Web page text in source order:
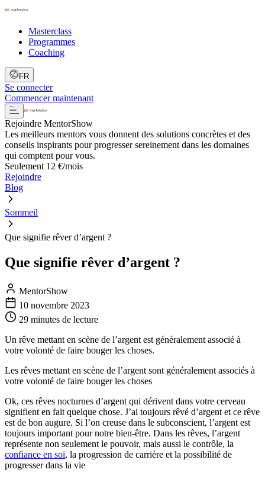
Masterclass
Programmes
Coaching
FR
Se connecter
Commencer maintenant
Rejoindre MentorShow
Les meilleurs mentors vous donnent des solutions concrètes et des
conseils inspirants pour progresser sereinement dans les domaines
qui comptent pour vous.
Seulement 12 €/mois
Rejoindre
Blog
Sommeil
Que signifie rêver d’argent ?
Que signifie rêver d’argent ?
MentorShow
10 novembre 2023
29 minutes de lecture
Un rêve mettant en scène de l’argent est généralement associé à
votre volonté de faire bouger les choses.
Les rêves mettant en scène de l’argent sont généralement associés à
votre volonté de faire bouger les choses
Ok, ces rêves nocturnes d’argent qui dérivent dans votre cerveau
signifient en fait quelque chose. J’ai toujours rêvé d’argent et ce rêve
est de bon augure. Si l’on creuse dans le subconscient, l’argent est
toujours important pour notre bien-être. Dans les rêves, l’argent
représente non seulement le pouvoir, mais aussi le contrôle, la
confiance en soi, la progression de carrière et la possibilité de
progresser dans la vie